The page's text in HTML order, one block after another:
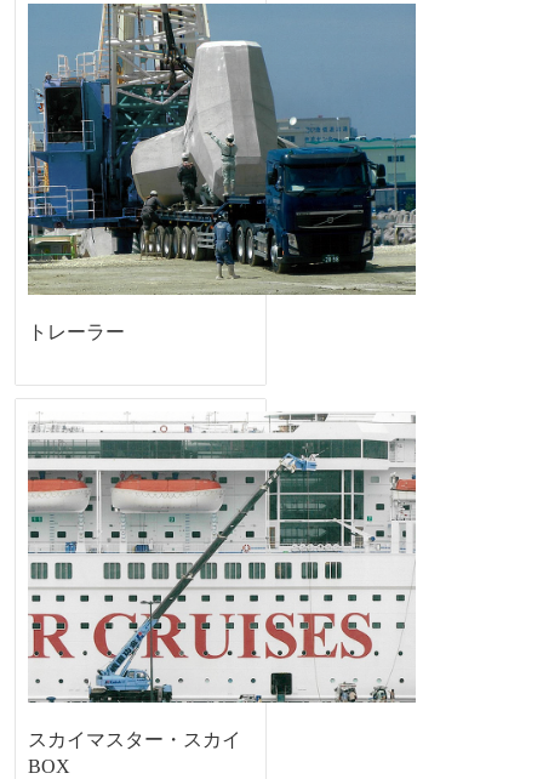
トレーラー
スカイマスター・スカイ
BOX